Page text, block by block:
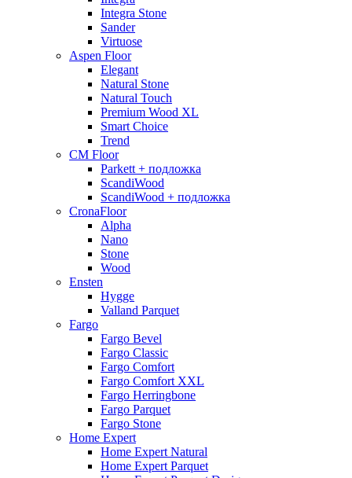
Integra Stone
Sander
Virtuose
Aspen Floor
Elegant
Natural Stone
Natural Touch
Premium Wood XL
Smart Choice
Trend
CM Floor
Parkett + подложка
ScandiWood
ScandiWood + подложка
CronaFloor
Alpha
Nano
Stone
Wood
Ensten
Hygge
Valland Parquet
Fargo
Fargo Bevel
Fargo Classic
Fargo Comfort
Fargo Comfort XXL
Fargo Herringbone
Fargo Parquet
Fargo Stone
Home Expert
Home Expert Natural
Home Expert Parquet